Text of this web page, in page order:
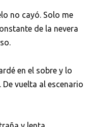
no cayó. Solo me
de la nevera
en el sobre y lo
vuelta al escenario